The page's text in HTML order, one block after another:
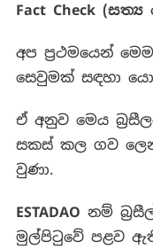
Fact Check (සත්‍ය
අප ප්‍රථමයෙන් මෙම
සෙවුමක් සඳහා
ඒ අනුව මෙය
සකස් කල ගව
වුණා.
ESTADAO නම්
මුල්පිටුවේ පළව